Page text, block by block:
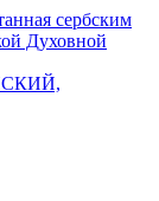
сербским
Духовной